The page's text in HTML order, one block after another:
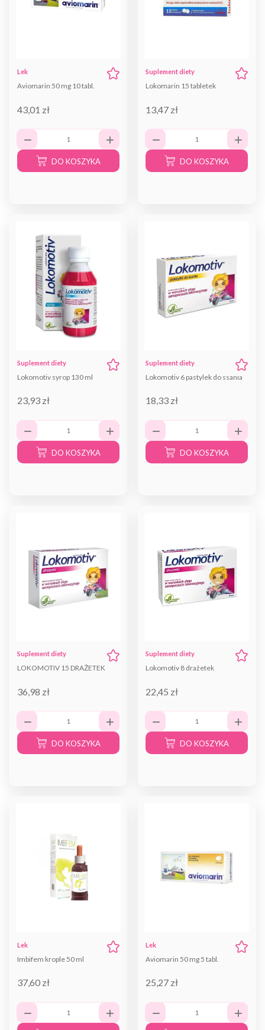
Lek
Aviomarin 50 mg 10 tabl.
43,01 zł
DO KOSZYKA
Suplement diety
Lokomarin 15 tabletek
13,47 zł
DO KOSZYKA
Suplement diety
Lokomotiv syrop 130 ml
23,93 zł
DO KOSZYKA
Suplement diety
Lokomotiv 6 pastylek do ssania
18,33 zł
DO KOSZYKA
Suplement diety
LOKOMOTIV 15 DRAŻETEK
36,98 zł
DO KOSZYKA
Suplement diety
Lokomotiv 8 drażetek
22,45 zł
DO KOSZYKA
Lek
Imbifem krople 50 ml
37,60 zł
Lek
Aviomarin 50 mg 5 tabl.
25,27 zł